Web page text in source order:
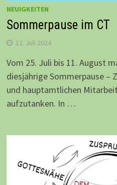
NEUIGKEITEN
Sommerpause im CT
12. Juli 2024
Vom 25. Juli bis 11. August
diesjährige Sommerpause –
und hauptamtlichen
aufzutanken. In …